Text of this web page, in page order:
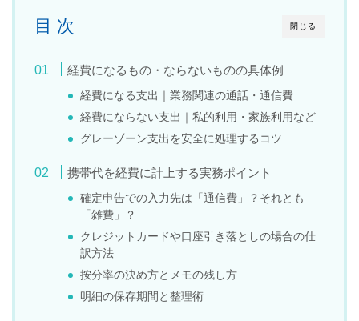
閉じる
目 次
経費になるもの・ならないものの具体例
経費になる支出｜業務関連の通話・通信費
経費にならない支出｜私的利用・家族利用など
グレーゾーン支出を安全に処理するコツ
携帯代を経費に計上する実務ポイント
確定申告での入力先は「通信費」？それとも
「雑費」？
クレジットカードや口座引き落としの場合の仕
訳方法
按分率の決め方とメモの残し方
明細の保存期間と整理術